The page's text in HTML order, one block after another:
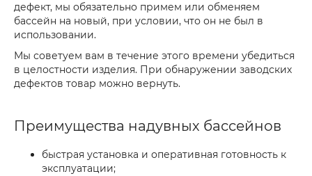
дефект, мы обязательно примем или обменяем
бассейн на новый, при условии, что он не был в
использовании.
Мы советуем вам в течение этого времени убедиться
в целостности изделия. При обнаружении заводских
дефектов товар можно вернуть.
Преимущества надувных бассейнов
быстрая установка и оперативная готовность к
эксплуатации;